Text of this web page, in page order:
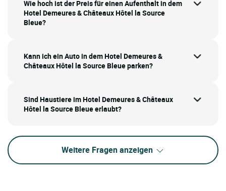
Wie hoch ist der Preis für einen Aufenthalt in dem
Hotel Demeures & Châteaux Hôtel la Source
Bleue?
Kann ich ein Auto in dem Hotel Demeures &
Châteaux Hôtel la Source Bleue parken?
Sind Haustiere im Hotel Demeures & Châteaux
Hôtel la Source Bleue erlaubt?
Weitere Fragen anzeigen